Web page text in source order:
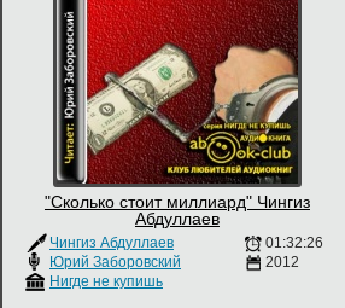
"Сколько стоит миллиард" Чингиз
Абдуллаев
Чингиз Абдуллаев
Юрий Заборовский
Нигде не купишь
01:32:26
2012